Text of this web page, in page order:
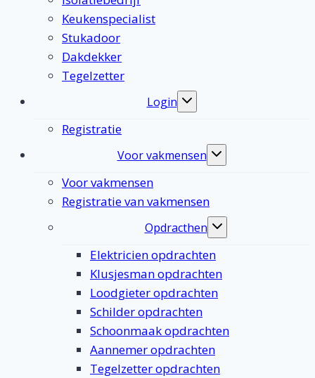
Keukenspecialist
Stukadoor
Dakdekker
Tegelzetter
Login
Toggle
Registratie
Voor vakmensen
Toggle
Voor vakmensen
Registratie van vakmensen
Opdracthen
Toggle
Elektricien opdrachten
Klusjesman opdrachten
Loodgieter opdrachten
Schilder opdrachten
Schoonmaak opdrachten
Aannemer opdrachten
Tegelzetter opdrachten